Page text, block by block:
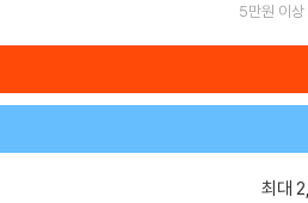
5만원 이상
최대